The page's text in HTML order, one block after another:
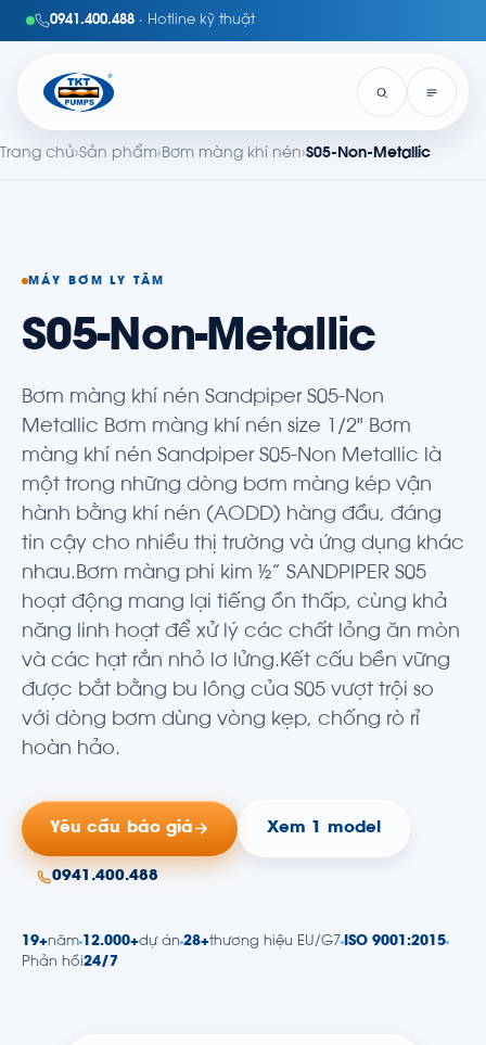
0941.400.488 · Hotline kỹ thuật
Trang chủ›Sản phẩm›Bơm màng khí nén›S05-Non-Metallic
MÁY BƠM LY TÂM
S05-Non-Metallic
Bơm màng khí nén Sandpiper S05-Non
Metallic Bơm màng khí nén size 1/2" Bơm
màng khí nén Sandpiper S05-Non Metallic là
một trong những dòng bơm màng kép vận
hành bằng khí nén (AODD) hàng đầu, đáng
tin cậy cho nhiều thị trường và ứng dụng khác
nhau.Bơm màng phi kim ½” SANDPIPER S05
hoạt động mang lại tiếng ồn thấp, cùng khả
năng linh hoạt để xử lý các chất lỏng ăn mòn
và các hạt rắn nhỏ lơ lửng.Kết cấu bền vững
được bắt bằng bu lông của S05 vượt trội so
với dòng bơm dùng vòng kẹp, chống rò rỉ
hoàn hảo.
Yêu cầu báo giá Xem 1 model
0941.400.488
19+năm 12.000+dự án 28+thương hiệu EU/G7
ISO 9001:2015
Phản hồi24/7